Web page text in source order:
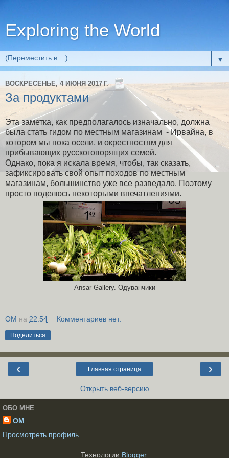
Exploring the World
▼
ВОСКРЕСЕНЬЕ, 4 ИЮНЯ 2017 Г.
За продуктами
Эта заметка, как предполагалось изначально, должна
была стать гидом по местным магазинам - Ирвайна, в
котором мы пока осели, и окрестностям для
прибывающих русскоговорящих семей.
Однако, пока я искала время, чтобы, так сказать,
зафиксировать свой опыт походов по местным
магазинам, большинство уже все разведало. Поэтому
просто поделюсь некоторыми впечатлениями.
Ansar Gallery. Одуванчики
OM на 22:54 Комментариев нет:
Поделиться
‹ ›
Главная страница
Открыть веб-версию
ОБО МНЕ
OM
Просмотреть профиль
Технологии Blogger.